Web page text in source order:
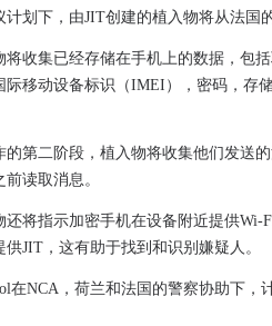
英国宣布在数字付款的演变中保护现金的建议
英国政府设立了工作队，以解决Comms Tech'
审查贷款费用：政府在欧盟法律上受到挑战的
Re：发明2020：AWS CEO Andy Jassy重新
数据如何解决未来的健康挑战
迷宫Ransomware用奇怪的公告关闭
政府泵20米进入AI研究项目
计划下，由JIT创建的植入物将从法国
将收集已经存储在手机上的数据，包
际移动设备标识（IMEI），密码，存
的第二阶段，植入物将收集他们发送
读取消息。
还将指示加密手机在设备附近提供
供JIT，这有助于找到和识别嫌疑人。
在NCA，荷兰和法国的警察协助下，